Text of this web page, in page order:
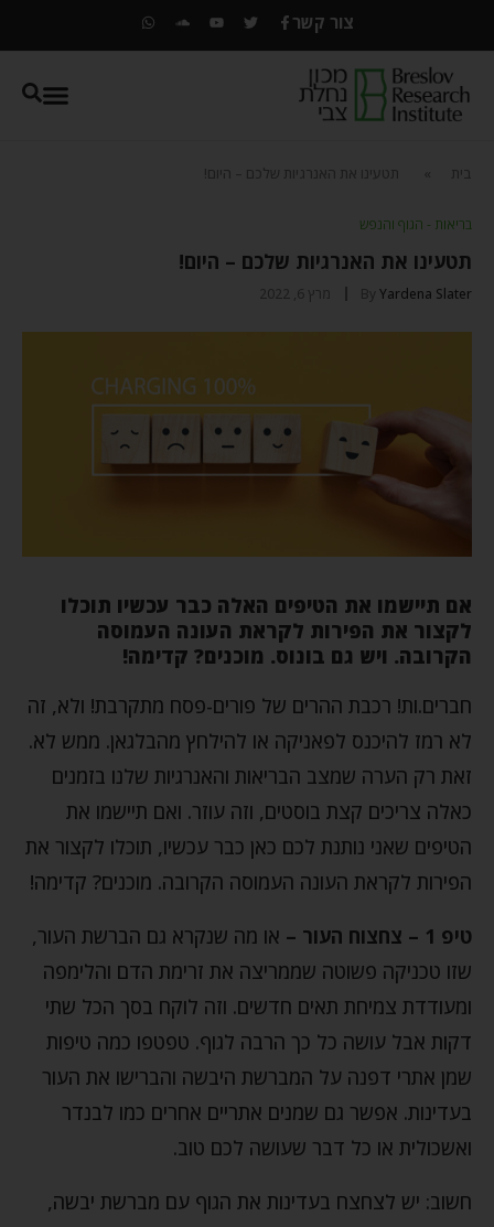
צור קשר
בית תטעינו את האנרגיות שלכם – היום!
בריאות - הגוף והנפש
תטעינו את האנרגיות שלכם – היום!
By Yardena Slater מרץ 6, 2022
אם תיישמו את הטיפים האלה כבר עכשיו תוכלו
לקצור את הפירות לקראת העונה העמוסה
הקרובה. ויש גם בונוס. מוכנים? קדימה!
חברים.ות! רכבת ההרים של פורים-פסח מתקרבת! ולא, זה
לא רמז להיכנס לפאניקה או להילחץ מהבלגאן. ממש לא.
זאת רק הערה שמצב הבריאות והאנרגיות שלנו בזמנים
כאלה צריכים קצת בוסטים, וזה עוזר. ואם תיישמו את
הטיפים שאני נותנת לכם כאן כבר עכשיו, תוכלו לקצור את
הפירות לקראת העונה העמוסה הקרובה. מוכנים? קדימה!
טיפ 1 – צחצוח העור –
או מה שנקרא גם הברשת העור,
שזו טכניקה פשוטה שממריצה את זרימת הדם והלימפה
ומעודדת צמיחת תאים חדשים. וזה לוקח בסך הכל שתי
דקות אבל עושה כל כך הרבה לגוף. טפטפו כמה טיפות
שמן אתרי דפנה על המברשת היבשה והברישו את העור
בעדינות. אפשר גם שמנים אתריים אחרים כמו לבנדר
ואשכולית או כל דבר שעושה לכם טוב.
חשוב: יש לצחצח בעדינות את הגוף עם מברשת יבשה,